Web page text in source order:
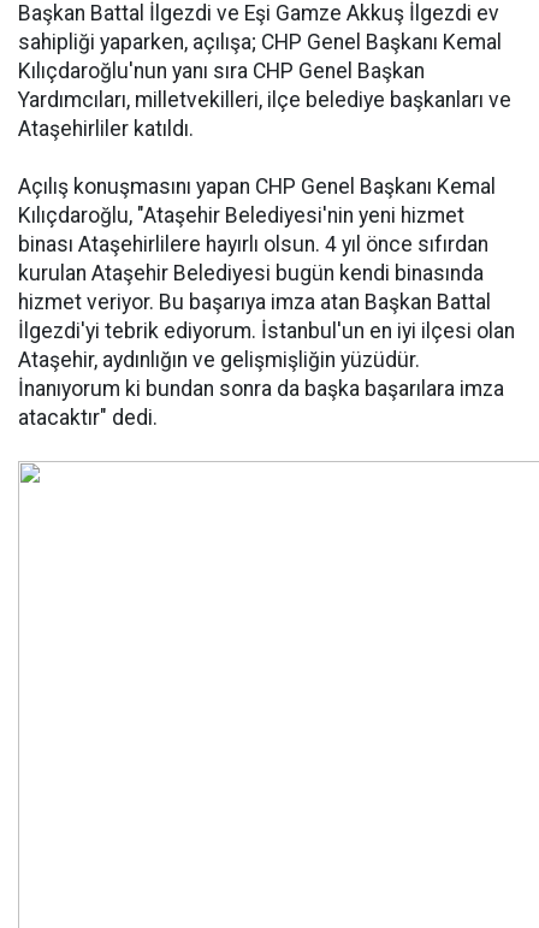
Başkan Battal İlgezdi ve Eşi Gamze Akkuş İlgezdi ev
sahipliği yaparken, açılışa; CHP Genel Başkanı Kemal
Kılıçdaroğlu'nun yanı sıra CHP Genel Başkan
Yardımcıları, milletvekilleri, ilçe belediye başkanları ve
Ataşehirliler katıldı.
Açılış konuşmasını yapan CHP Genel Başkanı Kemal
Kılıçdaroğlu, "Ataşehir Belediyesi'nin yeni hizmet
binası Ataşehirlilere hayırlı olsun. 4 yıl önce sıfırdan
kurulan Ataşehir Belediyesi bugün kendi binasında
hizmet veriyor. Bu başarıya imza atan Başkan Battal
İlgezdi'yi tebrik ediyorum. İstanbul'un en iyi ilçesi olan
Ataşehir, aydınlığın ve gelişmişliğin yüzüdür.
İnanıyorum ki bundan sonra da başka başarılara imza
atacaktır" dedi.